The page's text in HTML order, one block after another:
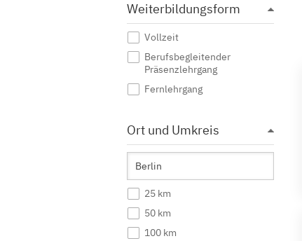
Weiterbildungsform
Vollzeit
Berufsbegleitender
Präsenzlehrgang
Fernlehrgang
Ort und Umkreis
25 km
50 km
100 km